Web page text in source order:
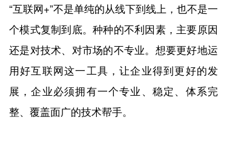
“互联网+”不是单纯的从线下到线上，也不是一
个模式复制到底。种种的不利因素，主要原因
还是对技术、对市场的不专业。想要更好地运
用好互联网这一工具，让企业得到更好的发
展，企业必须拥有一个专业、稳定、体系完
整、覆盖面广的技术帮手。